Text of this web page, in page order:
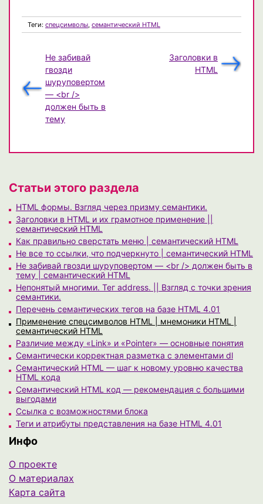
Теги: спецсимволы, семантический HTML
Заголовки в
HTML
Не забивай
гвозди
шуруповертом
— <br />
должен быть в
тему
Статьи этого раздела
HTML формы. Взгляд через призму семантики.
Заголовки в HTML и их грамотное применение ||
семантический HTML
Как правильно сверстать меню | семантический HTML
Не все то ссылки, что подчеркнуто | семантический HTML
Не забивай гвозди шуруповертом — <br /> должен быть в
тему | семантический HTML
Непонятый многими. Тег address. || Взгляд с точки зрения
семантики.
Перечень семантических тегов на базе HTML 4.01
Применение спецсимволов HTML | мнемоники HTML |
семантический HTML
Различие между «Link» и «Pointer» — основные понятия
Семантически корректная разметка с элементами dl
Семантический HTML — шаг к новому уровню качества
HTML кода
Семантический HTML код — рекомендация с большими
выгодами
Ссылка с возможностями блока
Теги и атрибуты представления на базе HTML 4.01
Инфо
О проекте
О материалах
Карта сайта